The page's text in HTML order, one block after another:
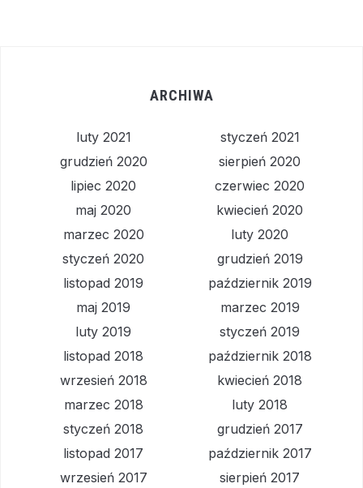
ARCHIWA
luty 2021
styczeń 2021
grudzień 2020
sierpień 2020
lipiec 2020
czerwiec 2020
maj 2020
kwiecień 2020
marzec 2020
luty 2020
styczeń 2020
grudzień 2019
listopad 2019
październik 2019
maj 2019
marzec 2019
luty 2019
styczeń 2019
listopad 2018
październik 2018
wrzesień 2018
kwiecień 2018
marzec 2018
luty 2018
styczeń 2018
grudzień 2017
listopad 2017
październik 2017
wrzesień 2017
sierpień 2017